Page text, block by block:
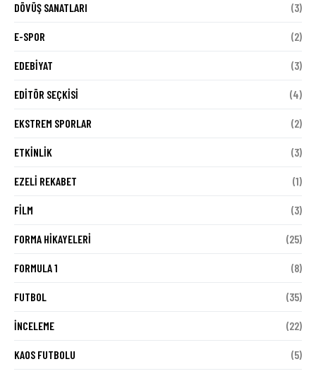
DÖVÜŞ SANATLARI (3)
E-SPOR (2)
EDEBIYAT (3)
EDITÖR SEÇKISI (4)
EKSTREM SPORLAR (2)
ETKINLIK (3)
EZELI REKABET (1)
FILM (3)
FORMA HIKAYELERI (25)
FORMULA 1 (8)
FUTBOL (35)
İNCELEME (22)
KAOS FUTBOLU (5)